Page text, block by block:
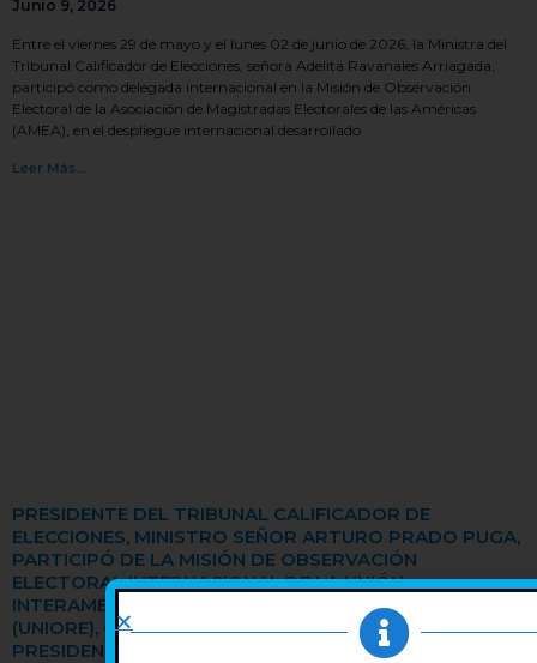
Junio 9, 2026
Entre el viernes 29 de mayo y el lunes 02 de junio de 2026, la Ministra del
Tribunal Calificador de Elecciones, señora Adelita Ravanales Arriagada,
participó como delegada internacional en la Misión de Observación
Electoral de la Asociación de Magistradas Electorales de las Américas
(AMEA), en el despliegue internacional desarrollado
Leer Más...
PRESIDENTE DEL TRIBUNAL CALIFICADOR DE
ELECCIONES, MINISTRO SEÑOR ARTURO PRADO PUGA,
PARTICIPÓ DE LA MISIÓN DE OBSERVACIÓN
ELECTORAL INTERNACIONAL DE LA UNIÓN
INTERAMERICANA DE ORGANISMOS ELECTORALES
(UNIORE), CON OCASIÓN DE LAS SEGUNDA VOTACIÓN
PRESIDENCIAL 2026 EN EL PERÚ